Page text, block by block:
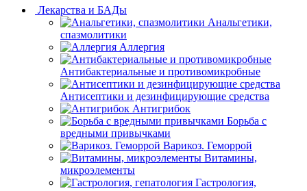
Лекарства и БАДы
Анальгетики,
спазмолитики
Аллергия
Антибактериальные и противомикробные
Антисептики и дезинфицирующие средства
Антигрибок
Борьба с
вредными привычками
Варикоз. Геморрой
Витамины,
микроэлементы
Гастрология,